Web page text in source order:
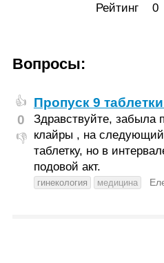
Рейтинг
0
Вопросы:
👍
0
👎
Пропуск 9
Здравствуйте, забыла
клайры , на
таблетку, но в
подовой акт.
гинекология медицина